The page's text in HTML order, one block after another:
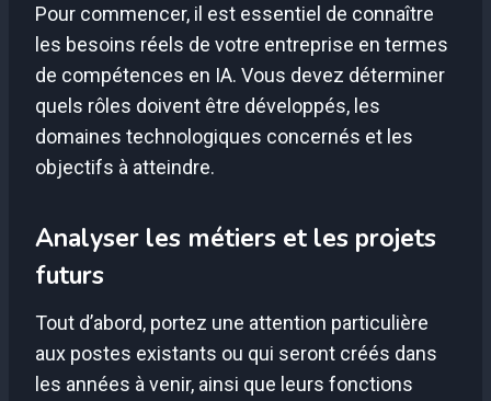
Pour commencer, il est essentiel de connaître
les besoins réels de votre entreprise en termes
de compétences en IA. Vous devez déterminer
quels rôles doivent être développés, les
domaines technologiques concernés et les
objectifs à atteindre.
Analyser les métiers et les projets
futurs
Tout d’abord, portez une attention particulière
aux postes existants ou qui seront créés dans
les années à venir, ainsi que leurs fonctions